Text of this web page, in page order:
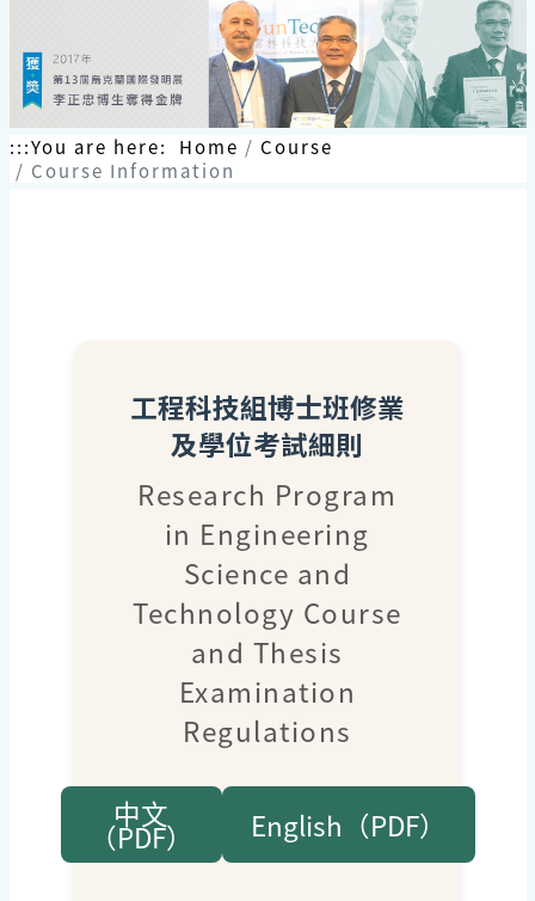
容
區
塊
:::You are here: Home
Course
Course Information
工程科技組博士班修業
及學位考試細則
Research Program
in Engineering
Science and
Technology Course
and Thesis
Examination
Regulations
中文
（PDF） English（PDF）